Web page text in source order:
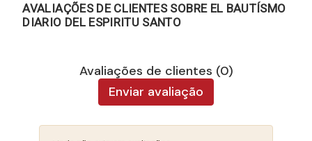
AVALIAÇÕES DE CLIENTES SOBRE EL BAUTÍSMO
DIARIO DEL ESPIRITU SANTO
Avaliações de clientes (0)
Enviar avaliação